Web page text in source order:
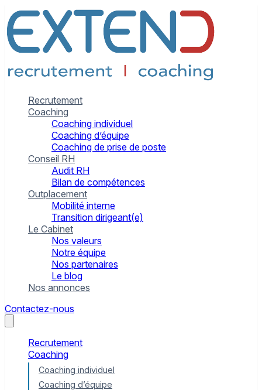
Recrutement
Coaching
Coaching individuel
Coaching d’équipe
Coaching de prise de poste
Conseil RH
Audit RH
Bilan de compétences
Outplacement
Mobilité interne
Transition dirigeant(e)
Le Cabinet
Nos valeurs
Notre équipe
Nos partenaires
Le blog
Nos annonces
Contactez-nous
Recrutement
Coaching
Coaching individuel
Coaching d’équipe